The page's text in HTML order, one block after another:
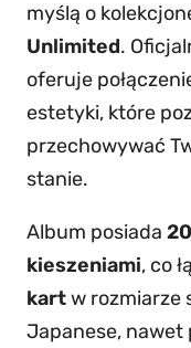
myślą o
Unlimited.
oferuje
estetyki, które
przechowywać
stanie.
Album posiada
kieszeniami, co
kartw rozmiarze
Japanese, nawet